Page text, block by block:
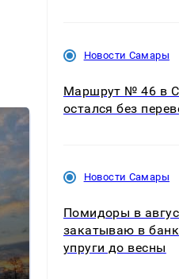
Новости Самары
Маршрут № 46 в
остался без
Новости Самары
Помидоры в
закатываю в
упруги до весны